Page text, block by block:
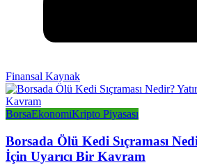
Finansal Kaynak
BorsaEkonomiKripto Piyasası
Borsada Ölü Kedi Sıçraması
İçin Uyarıcı Bir Kavram